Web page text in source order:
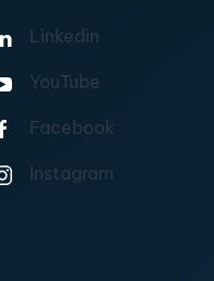
Linkedin
YouTube
Facebook
Instagram